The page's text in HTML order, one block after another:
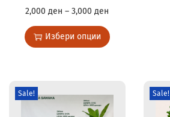
2,000ден –3,000ден
Избери опции
Sale! Sale!